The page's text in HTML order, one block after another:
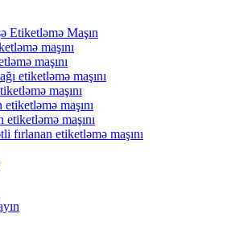
Etiketləmə Maşın
maşını
maşını
etiketləmə maşını
maşını
maşını
etiketləmə maşını
fırlanan etiketləmə maşını